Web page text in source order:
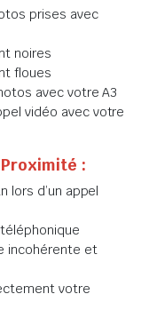
prises avec
noires
floues
avec votre A3
vidéo avec votre
:
lors d’un appel
incohérente et
votre